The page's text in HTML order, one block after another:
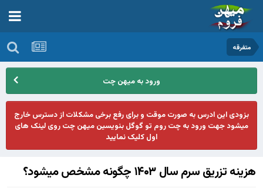
متفرقه
ورود به میهن چت
بزودی این ادرس به صورت موقت و برای رفع برخی مشکلات از دسترس خارج
میشود جهت ورود به چت روم تو گوگل بنویسین میهن چت روی لینک های
اول کلیک نمایید
هزینه تزریق سرم سال ۱۴۰۳ چگونه مشخص میشود؟